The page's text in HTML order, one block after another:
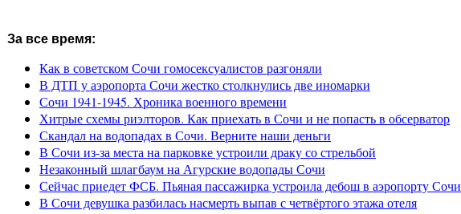
За все время:
Как в советском Сочи гомосексуалистов разгоняли
В ДТП у аэропорта Сочи жестко столкнулись две иномарки
Сочи 1941-1945. Хроника военного времени
Хитрые схемы риэлторов. Как приехать в Сочи и не попасть в обсерватор
Скандал на водопадах в Сочи. Верните наши деньги
В Сочи из-за места на парковке устроили драку со стрельбой
Незаконный шлагбаум на Агурские водопады Сочи
Сейчас приедет ФСБ. Пьяная пассажирка устроила дебош в аэропорту Сочи
В Сочи девушка разбилась насмерть выпав с четвёртого этажа отеля